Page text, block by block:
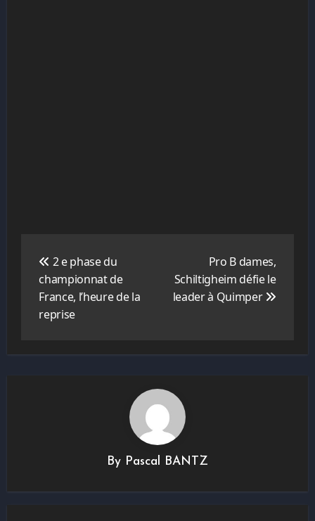
l’article
2 e phase du
championnat de
France, l’heure de la
reprise
Pro B dames,
Schiltigheim défie le
leader à Quimper
By Pascal BANTZ